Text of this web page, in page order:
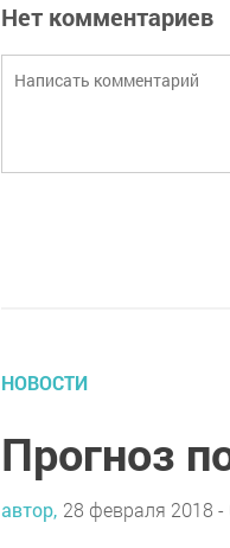
Нет комментариев
НОВОСТИ
Прогноз
автор, 28 февраля 2018 -